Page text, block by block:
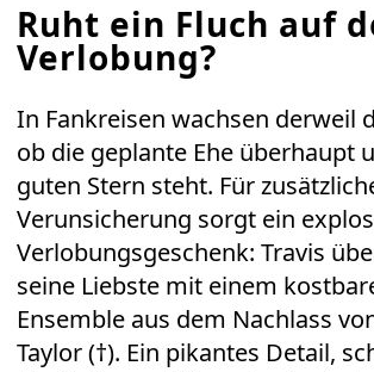
Ruht ein Fluch auf
Verlobung?
In Fankreisen wachsen derweil
ob die geplante Ehe überhaupt
guten Stern steht. Für
Verunsicherung sorgt ein
Verlobungsgeschenk: Travis
seine Liebste mit einem
Ensemble aus dem Nachlass
Taylor (†). Ein pikantes Detail,